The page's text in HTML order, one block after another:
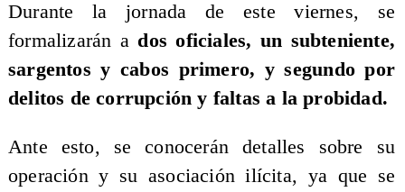
Durante la jornada de este viernes, se
formalizarán a dos oficiales, un subteniente,
sargentos y cabos primero, y segundo por
delitos de corrupción y faltas a la probidad.
Ante esto, se conocerán detalles sobre su
operación y su asociación ilícita, ya que se